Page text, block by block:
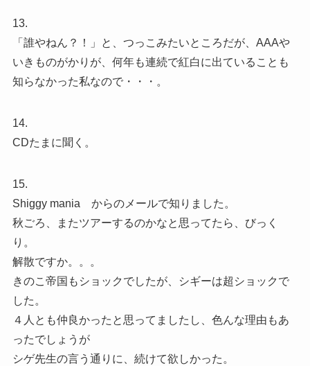
13.
「誰やねん？！」と、つっこみたいところだが、AAAや
いきものがかりが、何年も連続で紅白に出ていることも
知らなかった私なので・・・。
14.
CDたまに聞く。
15.
Shiggy mania からのメールで知りました。
秋ごろ、またツアーするのかなと思ってたら、びっく
り。
解散ですか。。。
きのこ帝国もショックでしたが、シギーは超ショックで
した。
４人とも仲良かったと思ってましたし、色んな理由もあ
ったでしょうが
シゲ先生の言う通りに、続けて欲しかった。